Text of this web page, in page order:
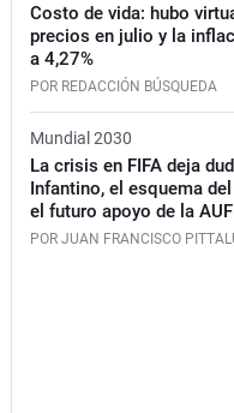
Costo de vida: hubo
precios en julio y la
a 4,27%
POR REDACCIÓN BÚSQUEDA
Mundial 2030
La crisis en FIFA deja
Infantino, el esquema
el futuro apoyo de la AUF
POR JUAN FRANCISCO